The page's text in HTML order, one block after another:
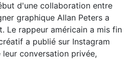
d'une collaboration entre
graphique Allan Peters a
Le rappeur américain a mis fin
a publié sur Instagram
conversation privée,